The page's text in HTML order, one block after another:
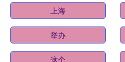
上海
举办
这个